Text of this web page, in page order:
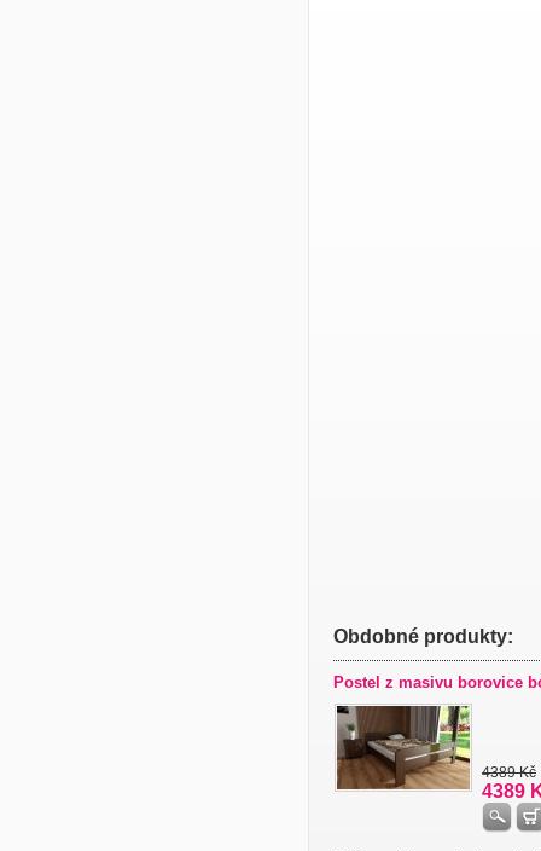
Obdobné produkty:
Postel z masivu borovice
4389 Kč
4389